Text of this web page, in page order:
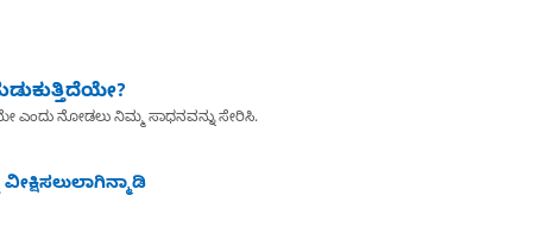
ಎಂದು ನೋಡಲು ನಿಮ್ಮ ಸಾಧನವನ್ನು ಸೇರಿಸಿ.